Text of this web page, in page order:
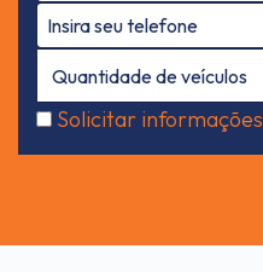
Solicitar informações